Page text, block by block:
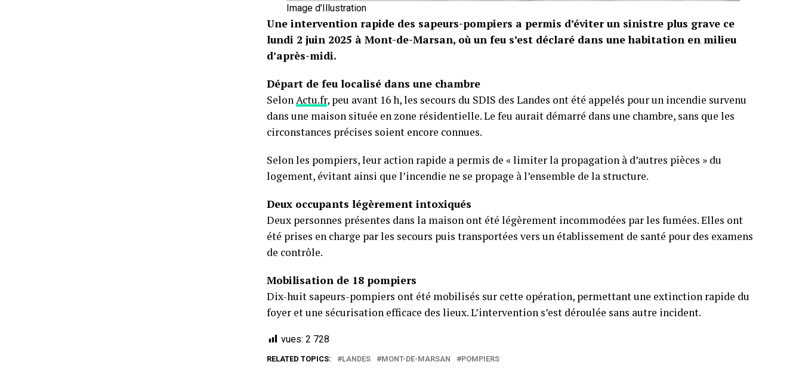
Image d’Illustration
Une intervention rapide des sapeurs-pompiers a permis d’éviter un sinistre plus grave ce
lundi 2 juin 2025 à Mont-de-Marsan, où un feu s’est déclaré dans une habitation en milieu
d’après-midi.
Départ de feu localisé dans une chambre
SelonActu.fr, peu avant 16 h, les secours du SDIS des Landes ont été appelés pour un incendie survenu
dans une maison située en zone résidentielle. Le feu aurait démarré dans une chambre, sans que les
circonstances précises soient encore connues.
Selon les pompiers, leur action rapide a permis de « limiter la propagation à d’autres pièces » du
logement, évitant ainsi que l’incendie ne se propage à l’ensemble de la structure.
Deux occupants légèrement intoxiqués
Deux personnes présentes dans la maison ont été légèrement incommodées par les fumées. Elles ont
été prises en charge par les secours puis transportées vers un établissement de santé pour des examens
de contrôle.
Mobilisation de 18 pompiers
Dix-huit sapeurs-pompiers ont été mobilisés sur cette opération, permettant une extinction rapide du
foyer et une sécurisation efficace des lieux. L’intervention s’est déroulée sans autre incident.
vues: 2 728
RELATED TOPICS: LANDES MONT-DE-MARSAN POMPIERS